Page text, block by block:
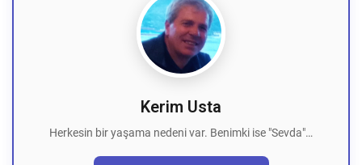
Kerim Usta
Herkesin bir yaşama nedeni var. Benimki ise "Sevda"…